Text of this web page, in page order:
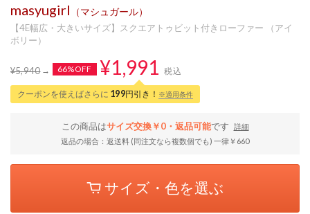
masyugirl （マシュガール）
【4E幅広・大きいサイズ】スクエアトゥビット付きローファー （アイ
ボリー）
¥5,940 66%OFF ¥1,991 税込
クーポンを使えばさらに 199円引き！ ※適用条件
この商品はサイズ交換￥0・返品可能です
詳細
返品の場合：返送料 (同注文なら複数個でも) 一律￥660
サイズ・色を選ぶ